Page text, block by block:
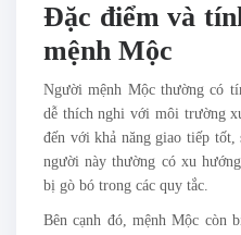
Đặc điểm và
mệnh Mộc
Người mệnh Mộc thường có
dễ thích nghi với môi trường
đến với khả năng giao tiếp
người này thường có xu
bị gò bó trong các quy tắc.
Bên cạnh đó, mệnh Mộc còn